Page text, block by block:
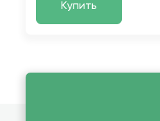
Купить